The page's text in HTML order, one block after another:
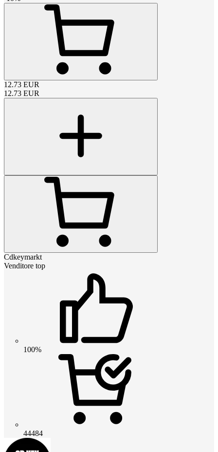
12.73 EUR
12.73 EUR
Cdkeymarkt
Venditore top
100%
44484